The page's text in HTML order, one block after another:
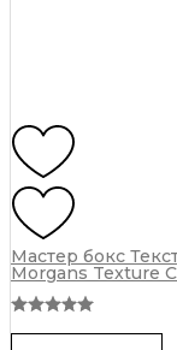
Мастер бокс
Morgans Texture